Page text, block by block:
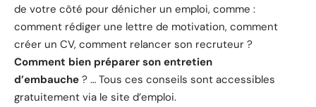
de votre côté pour dénicher un emploi, comme :
comment rédiger une lettre de motivation, comment
créer un CV, comment relancer son recruteur ?
Comment bien préparer son entretien
d’embauche ? … Tous ces conseils sont accessibles
gratuitement via le site d’emploi.